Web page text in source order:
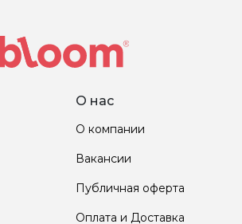
О нас
О компании
Вакансии
Публичная оферта
Оплата и Доставка